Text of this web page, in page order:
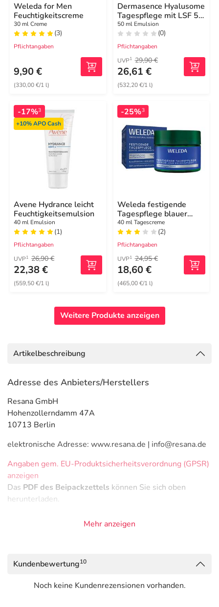
Weleda for Men
Feuchtigkeitscreme
30 ml Creme
(3)
Pflichtangaben
9,90 €
(330,00 €/1 l)
Dermasence Hyalusome
Tagespflege mit LSF 50
Emuls.
50 ml Emulsion
(0)
Pflichtangaben
UVP1 29,90 €
26,61 €
(532,20 €/1 l)
-17%3
+10%APO Cash
Avene Hydrance leicht
Feuchtigkeitsemulsion
40 ml Emulsion
(1)
Pflichtangaben
UVP1 26,90 €
22,38 €
(559,50 €/1 l)
-25%3
Weleda festigende
Tagespflege blauer
Enzian & Edelweiss
40 ml Tagescreme
(2)
Pflichtangaben
UVP1 24,95 €
18,60 €
(465,00 €/1 l)
Weitere Produkte anzeigen
Artikelbeschreibung
Adresse des Anbieters/Herstellers
Resana GmbH
Hohenzollerndamm 47A
10713 Berlin
elektronische Adresse: www.resana.de | info@resana.de
Angaben gem. EU-Produktsicherheitsverordnung (GPSR)
anzeigen
Das PDF des Beipackzettels können Sie sich oben
herunterladen.
Mehr anzeigen
Kundenbewertung10
Noch keine Kundenrezensionen vorhanden.